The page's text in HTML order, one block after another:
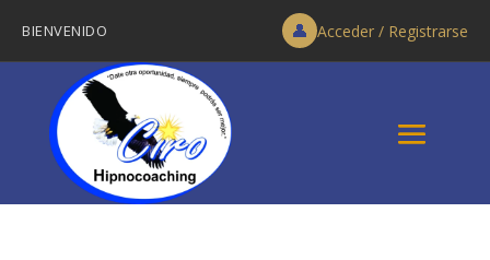
BIENVENIDO 👤 Acceder / Registrarse